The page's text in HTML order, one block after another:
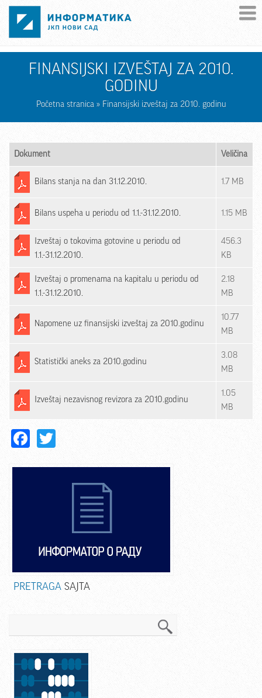
Skip to main content
FINANSIJSKI IZVEŠTAJ ZA 2010.
GODINU
Početna stranica» Finansijski izveštaj za 2010. godinu
Dokument Veličina
Bilans stanja na dan 31.12.2010. 1.7 MB
Bilans uspeha u periodu od 1.1.-31.12.2010. 1.15 MB
Izveštaj o tokovima gotovine u periodu od
1.1.-31.12.2010.
456.3
KB
Izveštaj o promenama na kapitalu u periodu od
1.1.-31.12.2010.
2.18
MB
Napomene uz finansijski izveštaj za 2010.godinu
10.77
MB
Statistički aneks za 2010.godinu
3.08
MB
Izveštaj nezavisnog revizora za 2010.godinu
1.05
MB
Facebook
PRETRAGA SAJTA